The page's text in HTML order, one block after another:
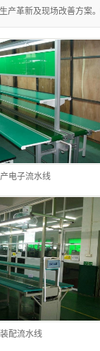
产革新及现场改善方案
电子流水线
配流水线